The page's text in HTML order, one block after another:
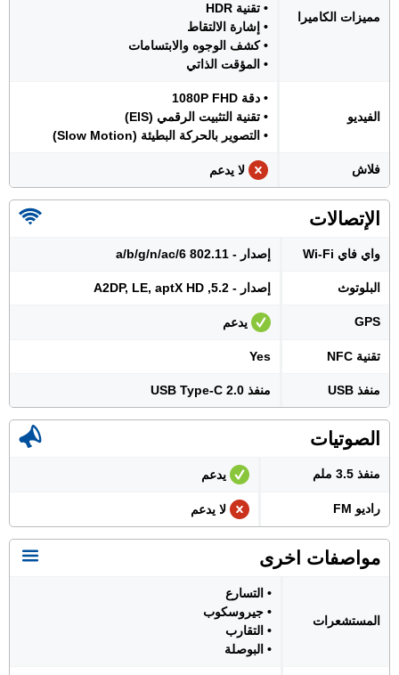
مميزات الكاميرا
• تقنية HDR
• إشارة الالتقاط
• كشف الوجوه والابتسامات
• المؤقت الذاتي
الفيديو
• دقة 1080P FHD
• تقنية التثبيت الرقمي (EIS)
• التصوير بالحركة البطيئة (Slow Motion)
فلاش لا يدعم
الإتصالات
واي فاي Wi-Fi إصدار - 802.11 a/b/g/n/ac/6
البلوتوث إصدار - 5.2, A2DP, LE, aptX HD
GPS يدعم
تقنية NFC Yes
منفذ USB منفذ USB Type-C 2.0
الصوتيات
منفذ 3.5 ملم يدعم
راديو FM لا يدعم
مواصفات اخرى
المستشعرات
• التسارع
• جيروسكوب
• التقارب
• البوصلة